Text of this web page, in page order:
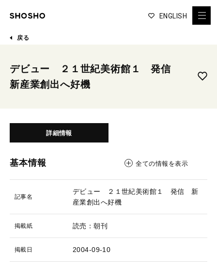
ENGLISH
戻る
デビュー ２１世紀美術館１ 発信
新産業創出へ好機
詳細情報
基本情報 全ての情報を表示
記事名
デビュー ２１世紀美術館１ 発信 新
産業創出へ好機
掲載紙 読売：朝刊
掲載日 2004-09-10